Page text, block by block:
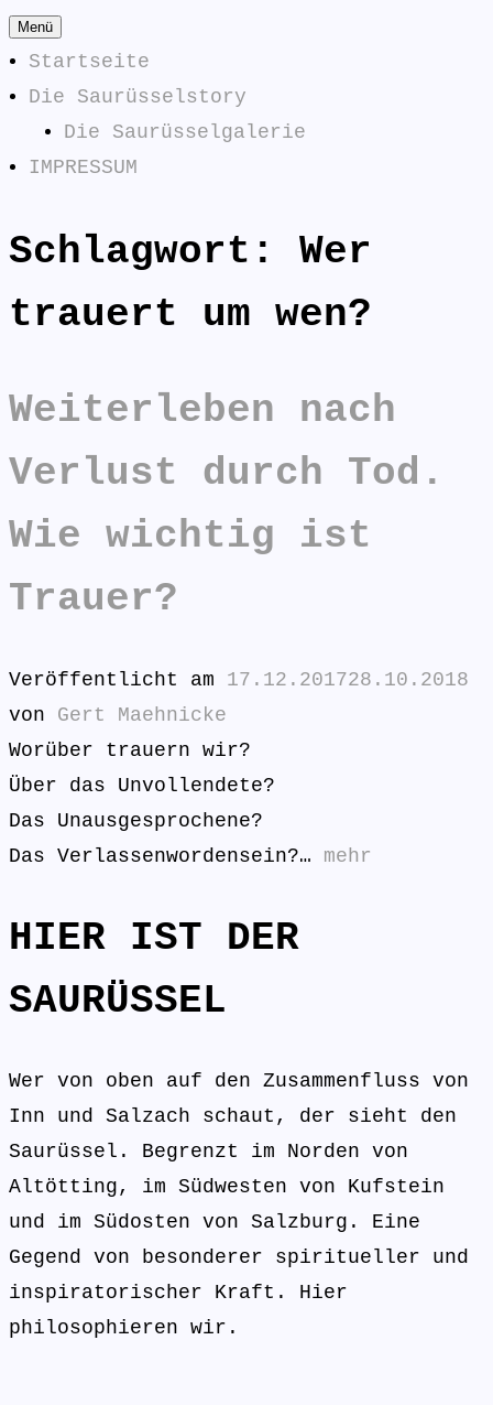
Zum
Inhalt
springen
Menü
Startseite
Die Saurüsselstory
Die Saurüsselgalerie
IMPRESSUM
SAURÜSSELPHILOSOPHEN
Die
Saurüsselphilosophen
antworten:
Schlagwort: Wer
trauert um wen?
Weiterleben nach
Verlust durch Tod.
Wie wichtig ist
Trauer?
Veröffentlicht am 17.12.201728.10.2018
von Gert Maehnicke
Worüber trauern wir?
Über das Unvollendete?
Das Unausgesprochene?
Das Verlassenwordensein?… mehr
HIER IST DER
SAURÜSSEL
Wer von oben auf den Zusammenfluss von
Inn und Salzach schaut, der sieht den
Saurüssel. Begrenzt im Norden von
Altötting, im Südwesten von Kufstein
und im Südosten von Salzburg. Eine
Gegend von besonderer spiritueller und
inspiratorischer Kraft. Hier
philosophieren wir.